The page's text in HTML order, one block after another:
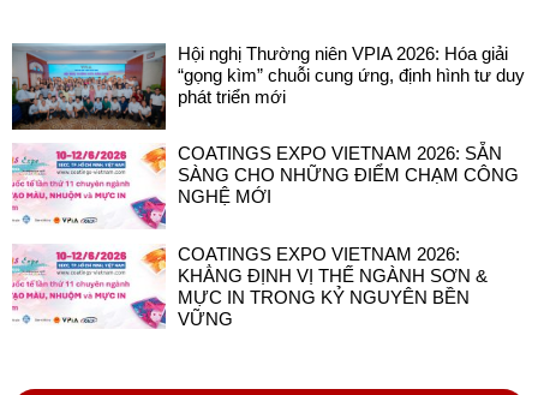
Hội nghị Thường niên VPIA 2026: Hóa giải
“gọng kìm” chuỗi cung ứng, định hình tư duy
phát triển mới
COATINGS EXPO VIETNAM 2026: SẴN
SÀNG CHO NHỮNG ĐIỂM CHẠM CÔNG
NGHỆ MỚI
COATINGS EXPO VIETNAM 2026:
KHẲNG ĐỊNH VỊ THẾ NGÀNH SƠN &
MỰC IN TRONG KỶ NGUYÊN BỀN
VỮNG